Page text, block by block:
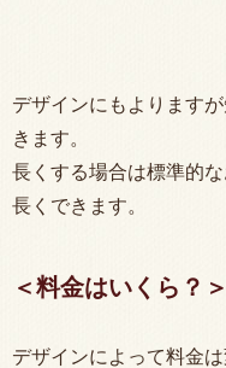
デザインにもよります
きます。
長くする場合は標準的
長くできます。
＜料金はいくら？＞
デザインによって料金